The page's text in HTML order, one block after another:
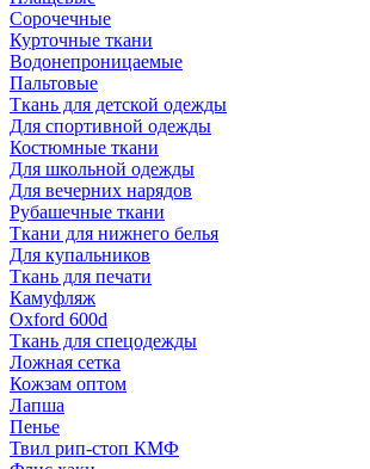
Сорочечные
Курточные ткани
Водонепроницаемые
Пальтовые
Ткань для детской одежды
Для спортивной одежды
Костюмные ткани
Для школьной одежды
Для вечерних нарядов
Рубашечные ткани
Ткани для нижнего белья
Для купальников
Ткань для печати
Камуфляж
Oxford 600d
Ткань для спецодежды
Ложная сетка
Кожзам оптом
Лапша
Пенье
Твил рип-стоп КМФ